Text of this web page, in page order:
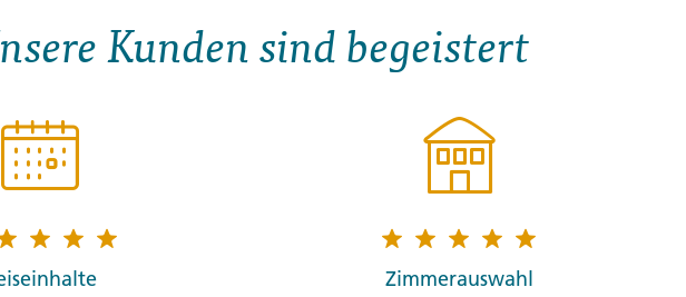
Barranco, dem vielleicht schönsten und
Limas. Verschiedene Köstlichkeiten (Huariques)
Mekka für Gourmets entwickelt, was wir im
werden. Im Anschluss besuchen wir das Atelier
Victor Delfin. Das ehemalige Galerienhaus mit
eine Fülle an Gemälden und monumentalen
an der Ozeanpromenade zu finden sind. (F)
Kunden sind begeistert
Zimmerauswahl